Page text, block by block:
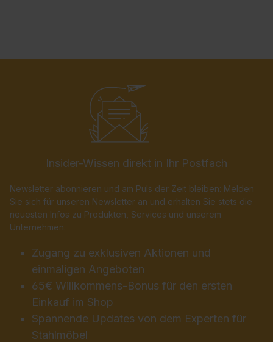
Insider-Wissen direkt in Ihr Postfach
Newsletter abonnieren und am Puls der Zeit bleiben: Melden
Sie sich für unseren Newsletter an und erhalten Sie stets die
neuesten Infos zu Produkten, Services und unserem
Unternehmen.
Zugang zu exklusiven Aktionen und
einmaligen Angeboten
65€ Willkommens-Bonus für den ersten
Einkauf im Shop
Spannende Updates von dem Experten für
Stahlmöbel